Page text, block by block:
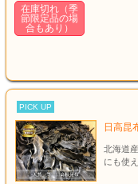
在庫切れ（季
節限定品の場
合もあり）
PICK UP
日高昆
北海道
にも使